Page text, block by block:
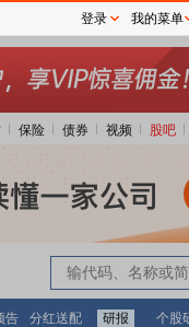
保险 债券 视频 股吧
告 分红送配 研报 个股
登录 我的菜单